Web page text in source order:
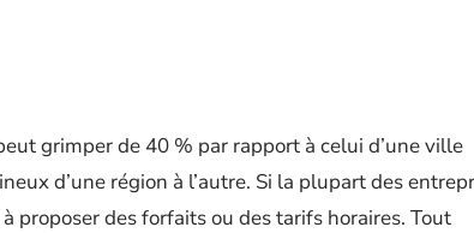
grimper de 40 % par rapport à celui d’une ville
d’une région à l’autre. Si la plupart des
proposer des forfaits ou des tarifs horaires. Tout